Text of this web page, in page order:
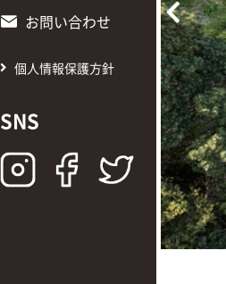
お問い合わせ
個人情報保護方針
SNS